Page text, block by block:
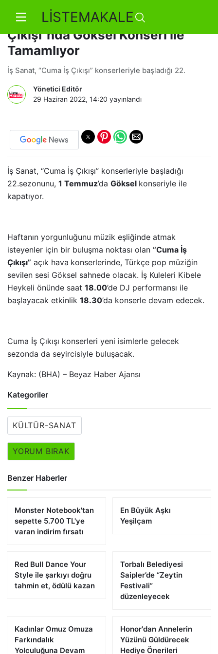
LİSTEMAKALE
İş Sanat Sezonunu “Cuma İş
Çıkışı”nda Göksel Konseri ile
Tamamlıyor
İş Sanat, “Cuma İş Çıkışı” konserleriyle başladığı 22.
Yönetici Editör
29 Haziran 2022, 14:20 yayınlandı
İş Sanat, “Cuma İş Çıkışı” konserleriyle başladığı
22.sezonunu, 1 Temmuz’da Göksel konseriyle ile
kapatıyor.
Haftanın yorgunluğunu müzik eşliğinde atmak
isteyenler için bir buluşma noktası olan “Cuma İş
Çıkışı” açık hava konserlerinde, Türkçe pop müziğin
sevilen sesi Göksel sahnede olacak. İş Kuleleri Kibele
Heykeli önünde saat 18.00’de DJ performansı ile
başlayacak etkinlik 18.30’da konserle devam edecek.
Cuma İş Çıkışı konserleri yeni isimlerle gelecek
sezonda da seyircisiyle buluşacak.
Kaynak: (BHA) – Beyaz Haber Ajansı
Kategoriler
KÜLTÜR-SANAT
YORUM BIRAK
Benzer Haberler
Monster Notebook'tan
sepette 5.700 TL'ye
varan indirim fırsatı
En Büyük Aşkı
Yeşilçam
Red Bull Dance Your
Style ile şarkıyı doğru
tahmin et, ödülü kazan
Torbalı Belediyesi
Saipler’de “Zeytin
Festivali”
düzenleyecek
Kadınlar Omuz Omuza
Farkındalık
Yolculuğuna Devam
Honor'dan Annelerin
Yüzünü Güldürecek
Hediye Önerileri